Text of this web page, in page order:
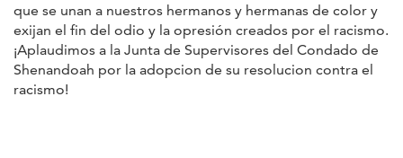
que se unan a nuestros hermanos y hermanas de color y
exijan el fin del odio y la opresión creados por el racismo.
¡Aplaudimos a la Junta de Supervisores del Condado de
Shenandoah por la adopcion de su resolucion contra el
racismo!